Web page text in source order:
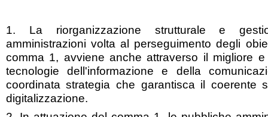
1. La riorganizzazione strutturale e
amministrazioni volta al perseguimento degli
comma 1, avviene anche attraverso il migliore
tecnologie dell'informazione e della
coordinata strategia che garantisca il coerente
digitalizzazione.